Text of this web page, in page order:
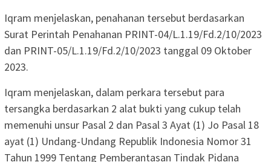
Iqram menjelaskan, penahanan tersebut berdasarkan
Surat Perintah Penahanan PRINT-04/L.1.19/Fd.2/10/2023
dan PRINT-05/L.1.19/Fd.2/10/2023 tanggal 09 Oktober
2023.
Iqram menjelaskan, dalam perkara tersebut para
tersangka berdasarkan 2 alat bukti yang cukup telah
memenuhi unsur Pasal 2 dan Pasal 3 Ayat (1) Jo Pasal 18
ayat (1) Undang-Undang Republik Indonesia Nomor 31
Tahun 1999 Tentang Pemberantasan Tindak Pidana